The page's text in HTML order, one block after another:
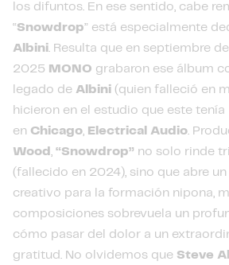
los difuntos. En ese sentido, cabe
“Snowdrop” está especialmente
Albini. Resulta que en septiembre de
2025 MONO grabaron ese álbum
legado de Albini (quien falleció en
hicieron en el estudio que este tenía
en Chicago, Electrical Audio.
Wood , “Snowdrop” no solo rinde
(fallecido en 2024), sino que abre
creativo para la formación nipona,
composiciones sobrevuela un
cómo pasar del dolor a un
gratitud. No olvidemos que Steve